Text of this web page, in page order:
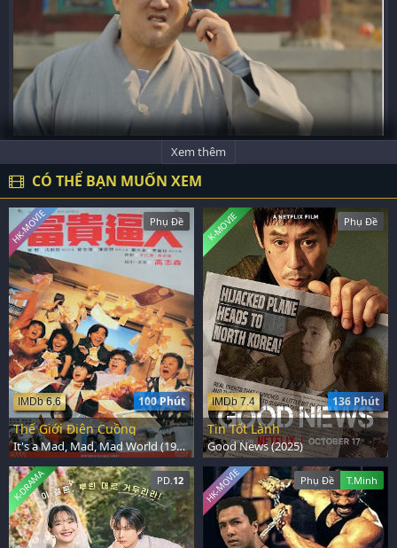
Xem thêm
CÓ THỂ BẠN MUỐN XEM
Phụ Đề
100 Phút
IMDb 6.6
HK-MOVIE
Thế Giới Điên Cuồng
It's a Mad, Mad, Mad World (1987)
Phụ Đề
136 Phút
IMDb 7.4
K-MOVIE
Tin Tốt Lành
Good News (2025)
PD. 12
K-DRAMA Phụ Đề T.Minh
HK-MOVIE